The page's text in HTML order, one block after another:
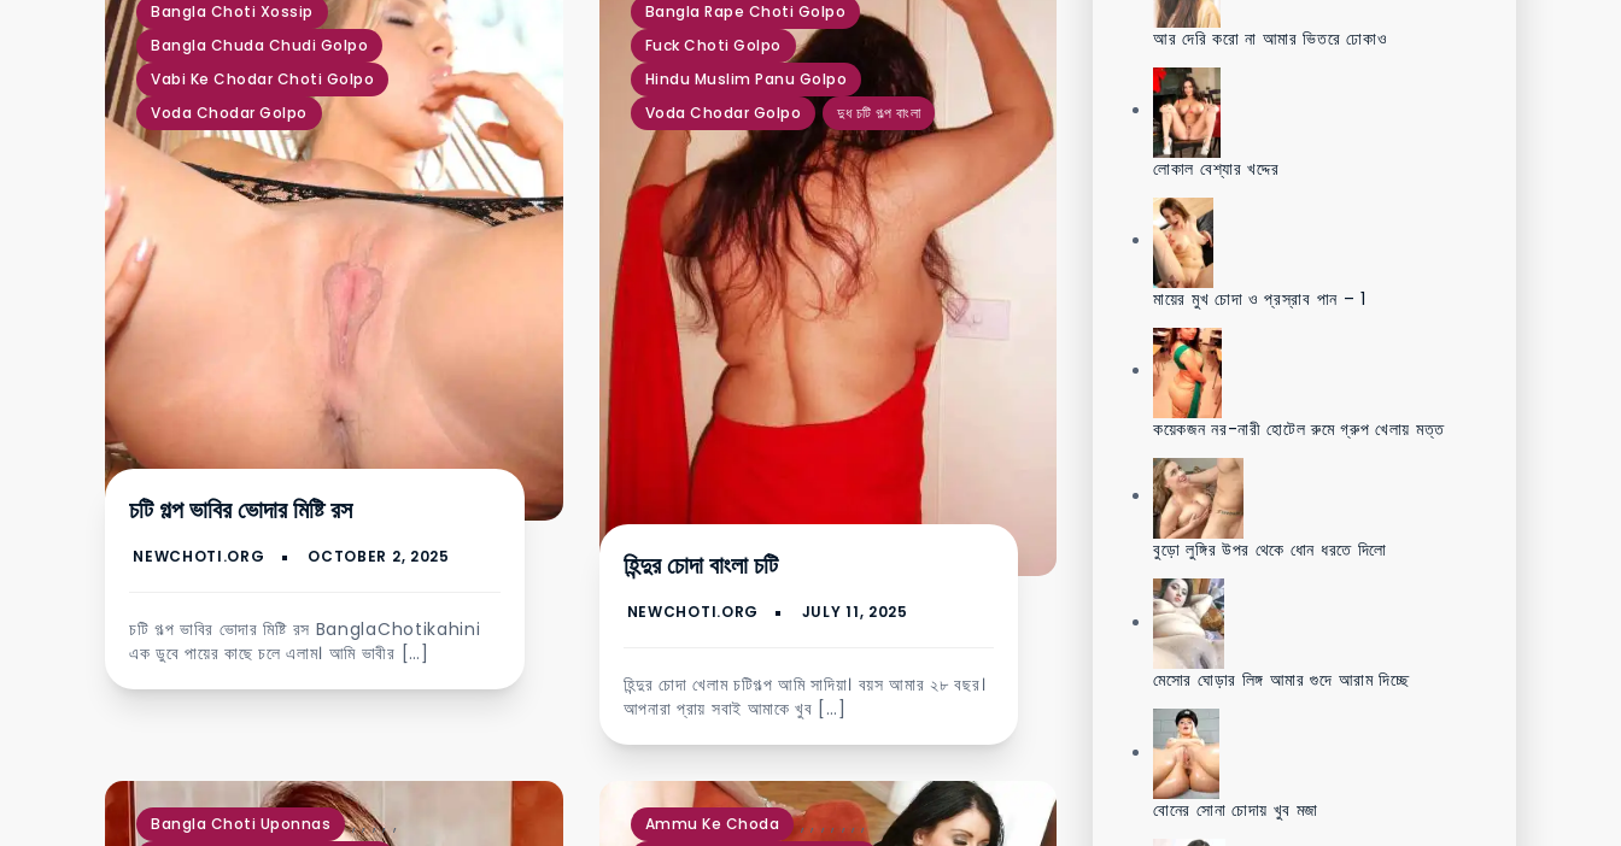
Bangla Choti Xossip
Bangla Chuda Chudi Golpo
Vabi Ke Chodar Choti Golpo
Voda Chodar Golpo
চটি গল্প ভাবির ভোদার মিষ্টি রস
চটি গল্প ভাবির ভোদার মিষ্টি রস BanglaChotikahini
এক ডুবে পায়ের কাছে চলে এলাম। আমি ভাবীর […]
Bangla Rape Choti Golpo
Fuck Choti Golpo
Hindu Muslim Panu Golpo
Voda Chodar Golpo দুধ চটি গল্প বাংলা
হিন্দুর চোদা বাংলা চটি
হিন্দুর চোদা খেলাম চটিগল্প আমি সাদিয়া। বয়স আমার ২৮ বছর।
আপনারা প্রায় সবাই আমাকে খুব […]
Bangla Choti Uponnas ,,,, , Ammu Ke Choda ,, ,, ,,,
আর দেরি করো না আমার ভিতরে ঢোকাও
লোকাল বেশ্যার খদ্দের
মায়ের মুখ চোদা ও প্রস্রাব পান – 1
কয়েকজন নর-নারী হোটেল রুমে গ্রুপ খেলায় মত্ত
বুড়ো লুঙ্গির উপর থেকে ধোন ধরতে দিলো
মেসোর ঘোড়ার লিঙ্গ আমার গুদে আরাম দিচ্ছে
বোনের সোনা চোদায় খুব মজা